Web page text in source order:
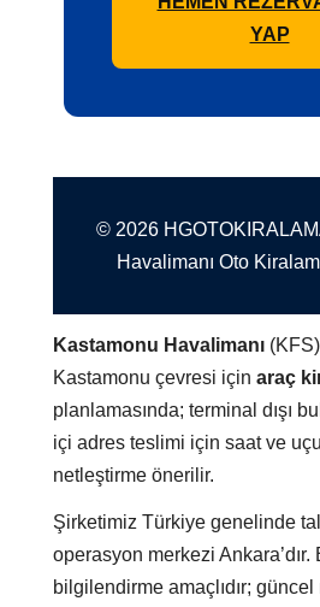
YAP
© 2026
Havalimanı Oto
Kastamonu Havalimanı
Kastamonu çevresi içinaraç
planlamasında; terminal dışı
içi adres teslimi için saat ve
netleştirme önerilir.
Şirketimiz Türkiye genelinde
operasyon merkezi Ankara’dır.
bilgilendirme amaçlıdır;